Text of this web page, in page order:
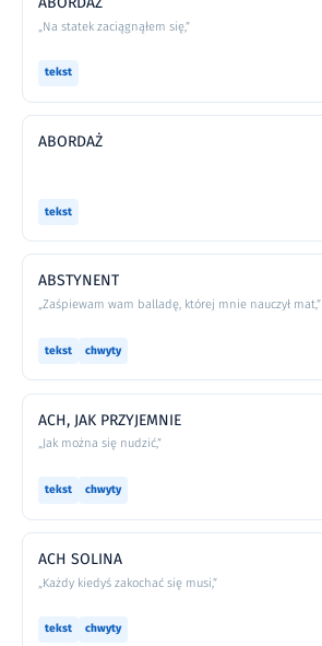
„Na statek zaciągnąłem się,”
tekst
ABORDAŻ
tekst
ABSTYNENT
„Zaśpiewam wam balladę, której mnie nauczył mat,”
tekst chwyty
ACH, JAK PRZYJEMNIE
„Jak można się nudzić,”
tekst chwyty
ACH SOLINA
„Każdy kiedyś zakochać się musi,”
tekst chwyty